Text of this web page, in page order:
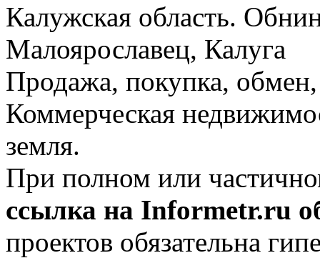
Калужская область.
Малоярославец, Калуга
Продажа, покупка, обмен,
Коммерческая
земля.
При полном или
ссылка на Informetr.ru
проектов обязательна